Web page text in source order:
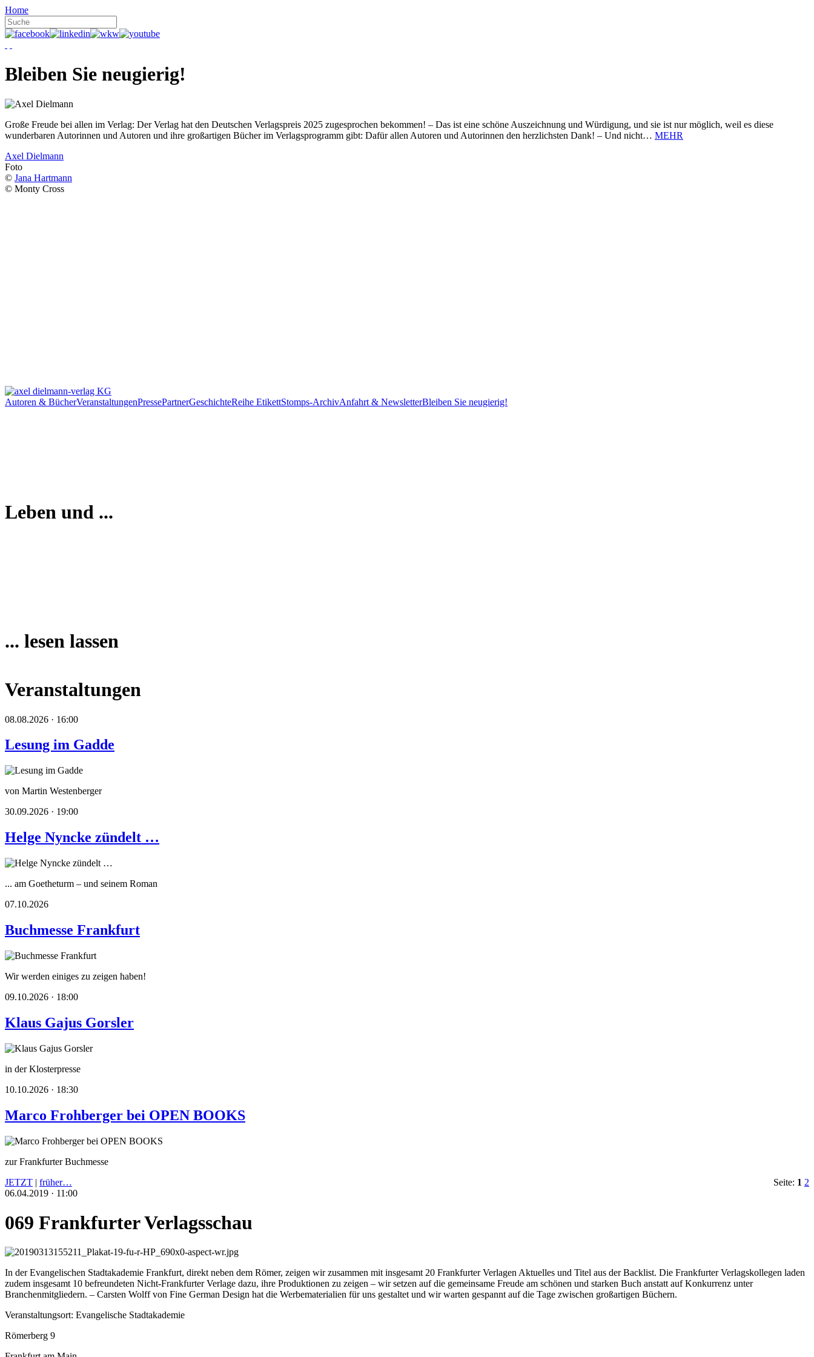
Home
Bleiben Sie neugierig!
Große Freude bei allen im Verlag: Der Verlag hat den Deutschen Verlagspreis 2025 zugesprochen bekommen! – Das ist eine schöne Auszeichnung und Würdigung, und sie ist nur möglich, weil es diese
wunderbaren Autorinnen und Autoren und ihre großartigen Bücher im Verlagsprogramm gibt: Dafür allen Autoren und Autorinnen den herzlichsten Dank! – Und nicht… MEHR
Axel Dielmann
Foto
© Jana Hartmann
© Monty Cross
Autoren & BücherVeranstaltungenPressePartnerGeschichteReihe EtikettStomps-ArchivAnfahrt & NewsletterBleiben Sie neugierig!
Leben und ...
... lesen lassen
Veranstaltungen
08.08.2026 · 16:00
Lesung im Gadde
von Martin Westenberger
30.09.2026 · 19:00
Helge Nyncke zündelt …
... am Goetheturm – und seinem Roman
07.10.2026
Buchmesse Frankfurt
Wir werden einiges zu zeigen haben!
09.10.2026 · 18:00
Klaus Gajus Gorsler
in der Klosterpresse
10.10.2026 · 18:30
Marco Frohberger bei OPEN BOOKS
zur Frankfurter Buchmesse
JETZT | früher… Seite: 1 2
06.04.2019 · 11:00
069 Frankfurter Verlagsschau
In der Evangelischen Stadtakademie Frankfurt, direkt neben dem Römer, zeigen wir zusammen mit insgesamt 20 Frankfurter Verlagen Aktuelles und Titel aus der Backlist. Die Frankfurter Verlagskollegen laden
zudem insgesamt 10 befreundeten Nicht-Frankfurter Verlage dazu, ihre Produktionen zu zeigen – wir setzen auf die gemeinsame Freude am schönen und starken Buch anstatt auf Konkurrenz unter
Branchenmitgliedern. – Carsten Wolff von Fine German Design hat die Werbematerialien für uns gestaltet und wir warten gespannt auf die Tage zwischen großartigen Büchern.
Veranstaltungsort: Evangelische Stadtakademie
Römerberg 9